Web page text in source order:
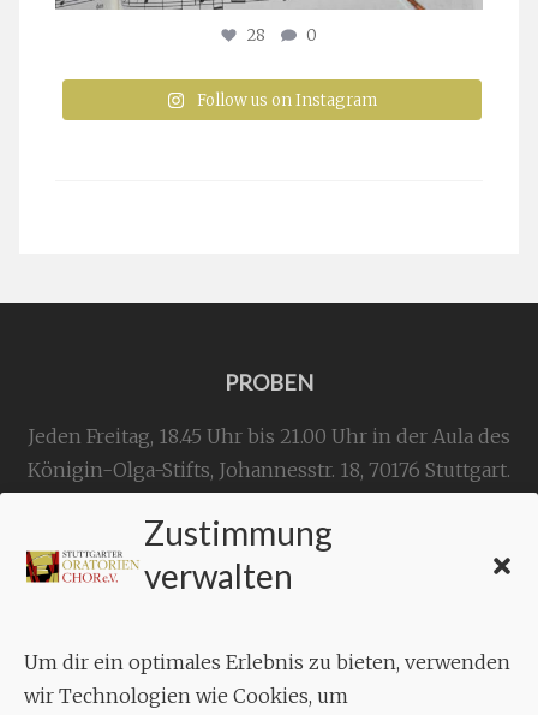
Zustimmung
verwalten
Um dir ein optimales Erlebnis zu bieten, verwenden
wir Technologien wie Cookies, um
28 0
Follow us on Instagram
PROBEN
Jeden Freitag, 18.45 Uhr bis 21.00 Uhr in der Aula des
Königin-Olga-Stifts, Johannesstr. 18, 70176 Stuttgart.
KONTAKT
Geschäftsstelle:
Aixheimer Str. 18
70619 Stuttgart